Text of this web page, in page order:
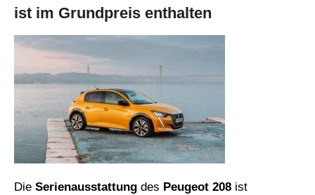
ist im Grundpreis enthalten
Die Serienausstattung des Peugeot 208 ist